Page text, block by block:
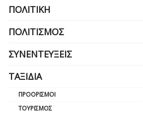
ΠΟΛΙΤΙΚΉ
ΠΟΛΙΤΙΣΜΌΣ
ΣΥΝΕΝΤΕΎΞΕΙΣ
ΤΑΞΊΔΙΑ
ΠΡΟΟΡΙΣΜΟΊ
ΤΟΥΡΙΣΜΌΣ